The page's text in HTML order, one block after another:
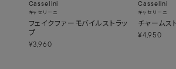
Casselini
キャセリーニ
フェイクファーモバイルストラッ
プ
¥3,960
Casselini
キャセリーニ
チャームス
¥4,950